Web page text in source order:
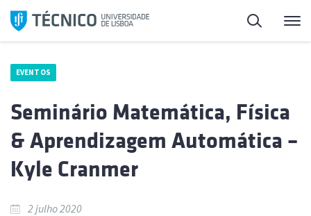
Saltar
para
Pesquisa
EVENTOS
Seminário Matemática, Física
& Aprendizagem Automática –
Kyle Cranmer
2 julho 2020